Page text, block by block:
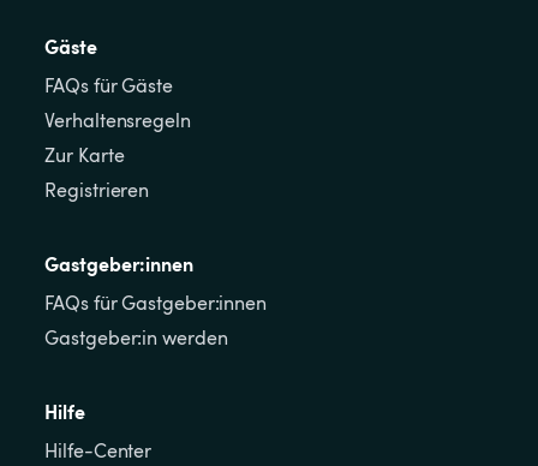
Gäste
FAQs für Gäste
Verhaltensregeln
Zur Karte
Registrieren
Gastgeber:innen
FAQs für Gastgeber:innen
Gastgeber:in werden
Hilfe
Hilfe-Center